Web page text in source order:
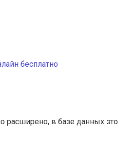
расширено, в базе данных это